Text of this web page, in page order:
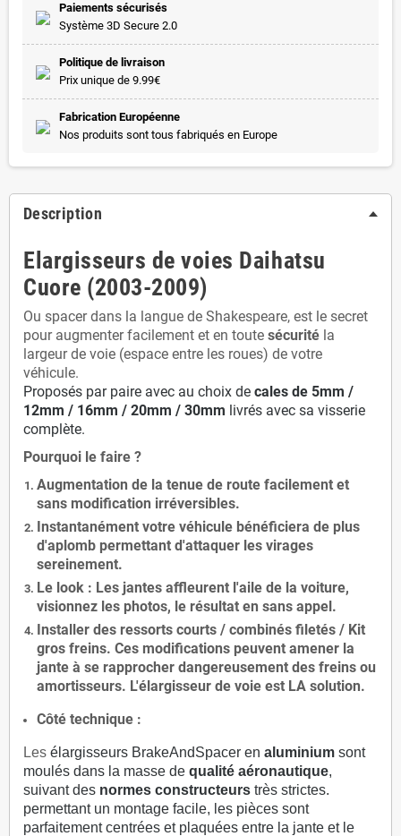
Paiements sécurisés
Système 3D Secure 2.0
Politique de livraison
Prix unique de 9.99€
Fabrication Européenne
Nos produits sont tous fabriqués en Europe
Description
Elargisseurs de voies Daihatsu
Cuore (2003-2009)
Ou spacer dans la langue de Shakespeare, est le secret
pour augmenter facilement et en toute sécurité la
largeur de voie (espace entre les roues) de votre
véhicule.
Proposés par paire avec au choix de cales de 5mm /
12mm / 16mm / 20mm / 30mm livrés avec sa visserie
complète.
Pourquoi le faire ?
Augmentation de la tenue de route facilement et
sans modification irréversibles.
Instantanément votre véhicule bénéficiera de plus
d'aplomb permettant d'attaquer les virages
sereinement.
Le look : Les jantes affleurent l'aile de la voiture,
visionnez les photos, le résultat en sans appel.
Installer des ressorts courts / combinés filetés / Kit
gros freins. Ces modifications peuvent amener la
jante à se rapprocher dangereusement des freins ou
amortisseurs. L'élargisseur de voie est LA solution.
Côté technique :
Les élargisseurs BrakeAndSpacer en aluminium sont
moulés dans la masse de qualité aéronautique,
suivant des normes constructeurs très strictes.
permettant un montage facile, les pièces sont
parfaitement centrées et plaquées entre la jante et le